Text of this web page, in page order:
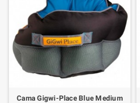
Cama Gigwi-Place Blue Medium